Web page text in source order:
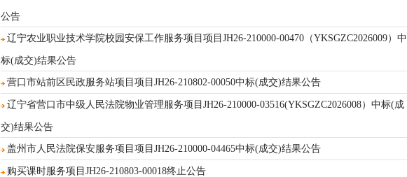
公告
辽宁农业职业技术学院校园安保工作服务项目项目JH26-210000-00470（YKSGZC2026009）中
标(成交)结果公告
营口市站前区民政服务站项目项目JH26-210802-00050中标(成交)结果公告
辽宁省营口市中级人民法院物业管理服务项目JH26-210000-03516(YKSGZC2026008）中标(成
交)结果公告
盖州市人民法院保安服务项目项目JH26-210000-04465中标(成交)结果公告
购买课时服务项目JH26-210803-00018终止公告